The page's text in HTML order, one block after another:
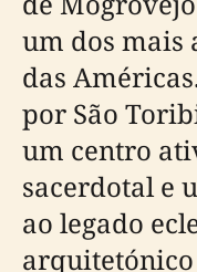
um dos mais
das
por São
um centro
sacerdotal e
ao legado